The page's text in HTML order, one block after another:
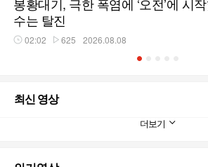
수는 탈진
02:02 625 2026.08.08
최신 영상
더보기